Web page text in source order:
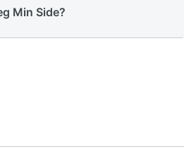
Min Side?